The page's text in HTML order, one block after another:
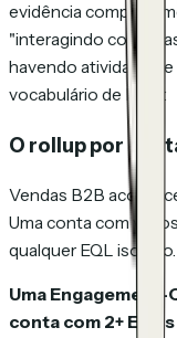
evidência
"interagindo com
havendo atividade
vocabulário de Miller.
O rollup por
Vendas B2B
Uma conta com
qualquer EQL isolado.
Uma
conta com 2+